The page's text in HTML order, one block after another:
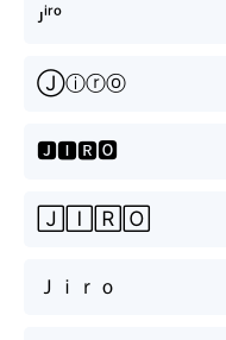
ᴊⁱʳᵒ
Ⓙⓘⓡⓞ
🅹🅸🆁🅾
🄹🄸🅁🄾
Ｊｉｒｏ